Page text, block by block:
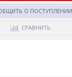
О ПОСТУПЛЕНИИ
СРАВНИТЬ